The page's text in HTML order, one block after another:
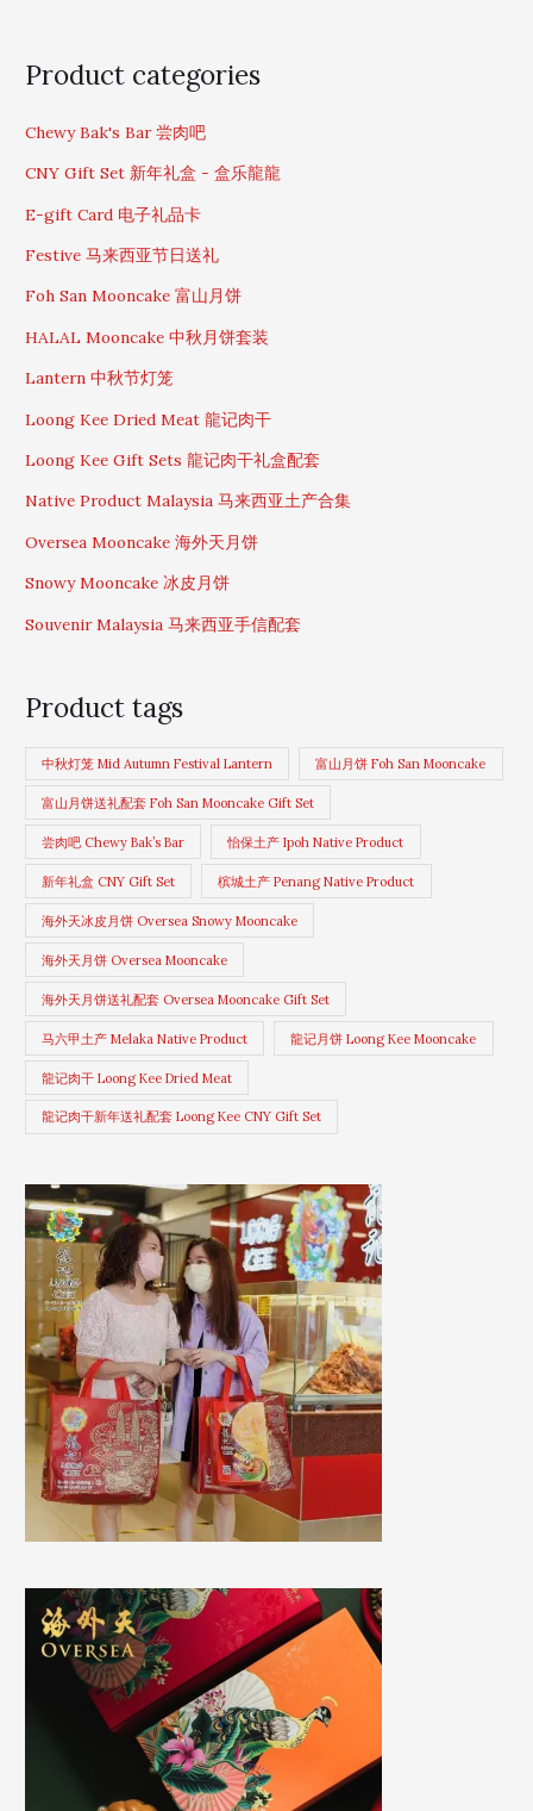
Product categories
Chewy Bak's Bar 尝肉吧
CNY Gift Set 新年礼盒 - 盒乐龍龍
E-gift Card 电子礼品卡
Festive 马来西亚节日送礼
Foh San Mooncake 富山月饼
HALAL Mooncake 中秋月饼套装
Lantern 中秋节灯笼
Loong Kee Dried Meat 龍记肉干
Loong Kee Gift Sets 龍记肉干礼盒配套
Native Product Malaysia 马来西亚土产合集
Oversea Mooncake 海外天月饼
Snowy Mooncake 冰皮月饼
Souvenir Malaysia 马来西亚手信配套
Product tags
中秋灯笼 Mid Autumn Festival Lantern 富山月饼 Foh San Mooncake
富山月饼送礼配套 Foh San Mooncake Gift Set
尝肉吧 Chewy Bak’s Bar 怡保土产 Ipoh Native Product
新年礼盒 CNY Gift Set 槟城土产 Penang Native Product
海外天冰皮月饼 Oversea Snowy Mooncake
海外天月饼 Oversea Mooncake
海外天月饼送礼配套 Oversea Mooncake Gift Set
马六甲土产 Melaka Native Product 龍记月饼 Loong Kee Mooncake
龍记肉干 Loong Kee Dried Meat
龍记肉干新年送礼配套 Loong Kee CNY Gift Set
S
e
r
h
f
r